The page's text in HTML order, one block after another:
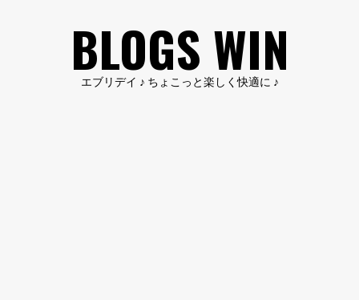
BLOGS WIN
エブリデイ ♪ ちょこっと楽しく快適に ♪